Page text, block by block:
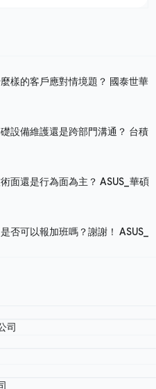
樣的客戶應對情境題？ 國泰世華
設備維護還是跨部門溝通？ 台積
面還是行為面為主？ ASUS_華碩
否可以報加班嗎？謝謝！ ASUS_
司